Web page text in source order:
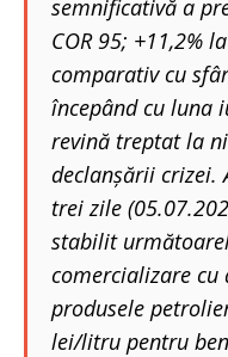
semnificativă a
COR 95; +11,2%
comparativ cu
începând cu luna
revină treptat la
declanșării crizei.
trei zile
stabilit
comercializare
produsele
lei/litru pentru